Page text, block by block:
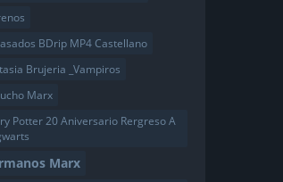
BDrip MP4 Castellano
Brujeria _Vampiros
Marx
Potter 20 Aniversario Rergreso A
Marx